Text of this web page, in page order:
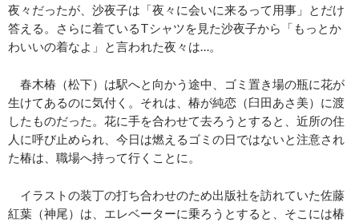
夜々だったが、沙夜子は「夜々に会いに来るって用事」とだけ
答える。さらに着ているTシャツを見た沙夜子から「もっとか
わいいの着なよ」と言われた夜々は…。
春木椿（松下）は駅へと向かう途中、ゴミ置き場の瓶に花が
生けてあるのに気付く。それは、椿が純恋（臼田あさ美）に渡
したものだった。花に手を合わせて去ろうとすると、近所の住
人に呼び止められ、今日は燃えるゴミの日ではないと注意され
た椿は、職場へ持って行くことに。
イラストの装丁の打ち合わせのため出版社を訪れていた佐藤
紅葉（神尾）は、エレベーターに乗ろうとすると、そこには椿